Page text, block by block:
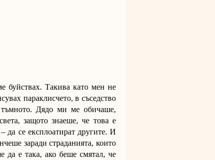
буйствах. Такива като мен не
параклисчето, в съседство
Дядо ми ме обичаше,
защото знаеше, че това е
да се експлоатират другите. И
заради страданията, които
да е така, ако беше смятал, че